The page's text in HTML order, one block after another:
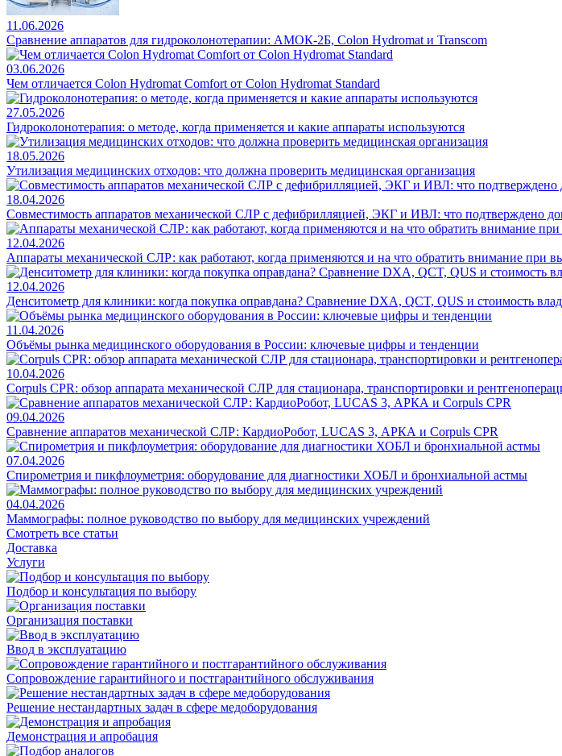
11.06.2026
Сравнение аппаратов для гидроколонотерапии: АМОК-2Б, Colon Hydromat и Transcom
03.06.2026
Чем отличается Colon Hydromat Comfort от Colon Hydromat Standard
27.05.2026
Гидроколонотерапия: о методе, когда применяется и какие аппараты используются
18.05.2026
Утилизация медицинских отходов: что должна проверить медицинская организация
18.04.2026
Совместимость аппаратов механической СЛР с дефибрилляцией, ЭКГ и ИВЛ: что подтверждено
12.04.2026
Аппараты механической СЛР: как работают, когда применяются и на что обратить внимание при
12.04.2026
Денситометр для клиники: когда покупка оправдана? Сравнение DXA, QCT, QUS и стоимость
11.04.2026
Объёмы рынка медицинского оборудования в России: ключевые цифры и тенденции
10.04.2026
Corpuls CPR: обзор аппарата механической СЛР для стационара, транспортировки и
09.04.2026
Сравнение аппаратов механической СЛР: КардиоРобот, LUCAS 3, АРКА и Corpuls CPR
07.04.2026
Спирометрия и пикфлоуметрия: оборудование для диагностики ХОБЛ и бронхиальной астмы
04.04.2026
Маммографы: полное руководство по выбору для медицинских учреждений
Смотреть все статьи
Доставка
Услуги
Подбор и консультация по выбору
Организация поставки
Ввод в эксплуатацию
Сопровождение гарантийного и постгарантийного обслуживания
Решение нестандартных задач в сфере медоборудования
Демонстрация и апробация